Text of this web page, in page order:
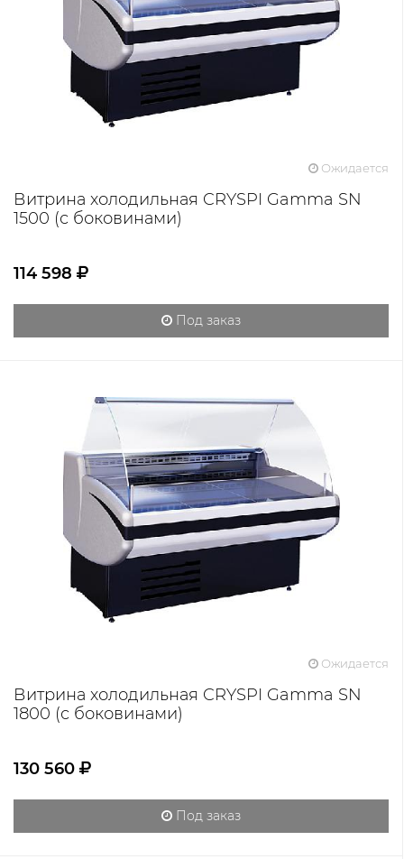
Ожидается
Витрина холодильная CRYSPI Gamma SN
1500 (с боковинами)
114 598
Под заказ
Ожидается
Витрина холодильная CRYSPI Gamma SN
1800 (с боковинами)
130 560
Под заказ